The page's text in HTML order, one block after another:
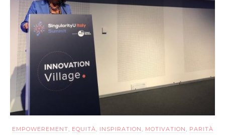
EMPOWEREMENT, EQUITÀ, INSPIRATION , MOTIVATION , PARITÀ